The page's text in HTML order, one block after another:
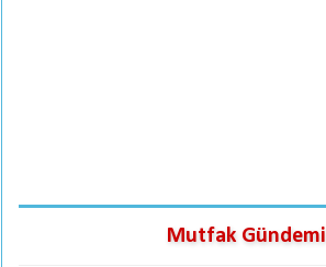
Mutfak Gündemi